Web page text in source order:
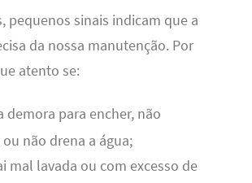
pequenos sinais indicam que a
da nossa manutenção. Por
atento se:
demora para encher, não
não drena a água;
mal lavada ou com excesso de